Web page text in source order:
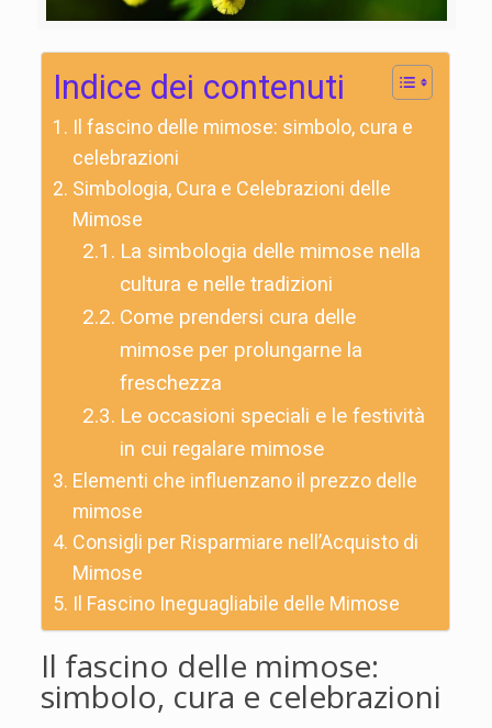
Indice dei contenuti
Il fascino delle mimose: simbolo, cura e
celebrazioni
Simbologia, Cura e Celebrazioni delle
Mimose
La simbologia delle mimose nella
cultura e nelle tradizioni
Come prendersi cura delle
mimose per prolungarne la
freschezza
Le occasioni speciali e le festività
in cui regalare mimose
Elementi che influenzano il prezzo delle
mimose
Consigli per Risparmiare nell’Acquisto di
Mimose
Il Fascino Ineguagliabile delle Mimose
Il fascino delle mimose:
simbolo, cura e celebrazioni